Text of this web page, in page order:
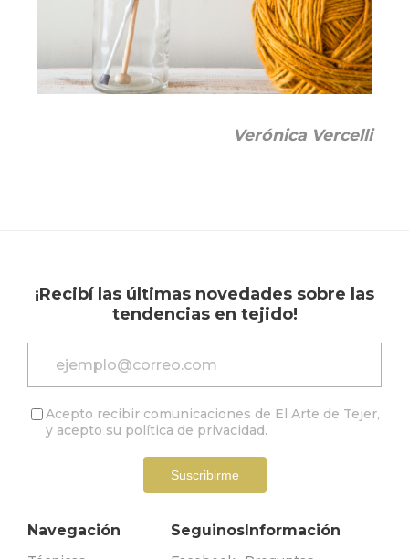
Verónica Vercelli
¡Recibí las últimas novedades sobre las
tendencias en tejido!
Acepto recibir comunicaciones de El Arte de Tejer,
y acepto su política de privacidad.
Suscribirme
Navegación SeguinosInformación